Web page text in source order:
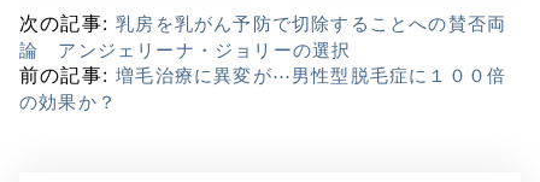
次の記事:乳房を乳がん予防で切除することへの賛否両
論 アンジェリーナ・ジョリーの選択
前の記事:増毛治療に異変が⋯男性型脱毛症に１００倍
の効果か？